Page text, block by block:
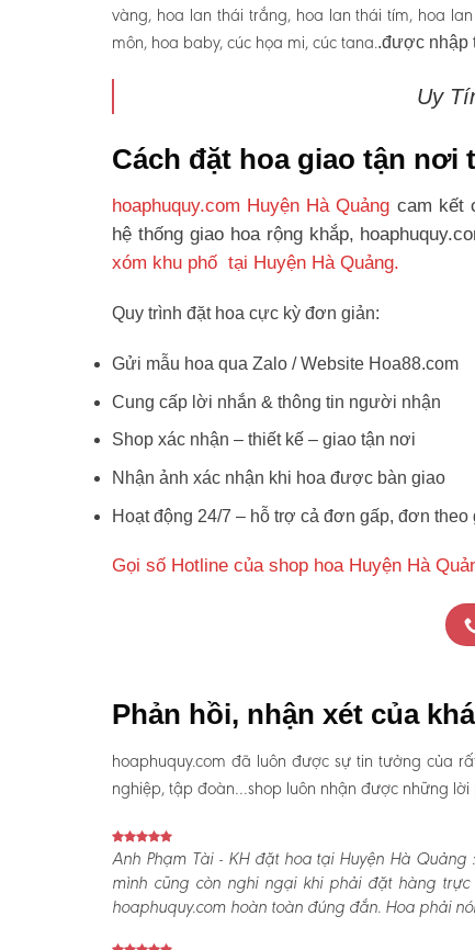
vàng, hoa lan thái trắng, hoa lan thái tím, hoa
môn, hoa baby, cúc họa mi, cúc tana..được nhập
Uy
Cách đặt hoa giao tận nơi
hoaphuquy.com Huyện Hà Quảng cam kết
hệ thống giao hoa rộng khắp,
xóm khu phố tại Huyện Hà Quảng.
Quy trình đặt hoa cực kỳ đơn giản:
Gửi mẫu hoa qua Zalo / Website Hoa88.com
Cung cấp lời nhắn & thông tin người nhận
Shop xác nhận – thiết kế – giao tận nơi
Nhận ảnh xác nhận khi hoa được bàn giao
Hoạt động 24/7 – hỗ trợ cả đơn gấp, đơn theo
Gọi số Hotline của shop hoa Huyện Hà
Phản hồi, nhận xét của
hoaphuquy.com đã luôn được sự tin tưởng của
nghiệp, tập đoàn…shop luôn nhận được những
Anh Phạm Tài - KH đặt hoa tại Huyện Hà Quảng :
mình cũng còn nghi ngại khi phải đặt hàng
hoaphuquy.com hoàn toàn đúng đắn. Hoa phải